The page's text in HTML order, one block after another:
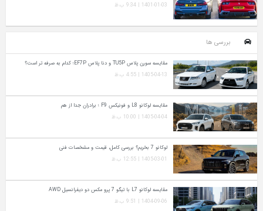
1401-01-03 | 9:34 ب.ظ
بررسی ها
مقایسه سورن پلاس TU5P و دنا پلاس EF7P؛ کدام به‌ صرفه‌ تر است؟
1405-04-13 | 4:55 ب.ظ
مقایسه لوکانو L8 و فونیکس F9 ؛ برادران جدا از هم
1405-04-04 | 10:00 ب.ظ
لوکانو 7 بخریم؟ بررسی کامل، قیمت و مشخصات فنی
1405-03-01 | 12:55 ب.ظ
مقایسه لوکانو L7 با تیگو 7 پرو مکس دو دیفرانسیل AWD
1404-09-06 | 9:51 ب.ظ